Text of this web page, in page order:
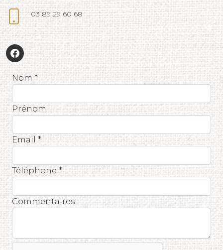
03 89 29 60 68
Nom *
Prénom
Email *
Téléphone *
Commentaires